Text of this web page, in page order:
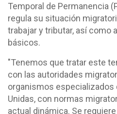
Temporal de Permanencia
regula su situación
trabajar y tributar, así como
básicos.
"Tenemos que tratar este
con las autoridades
organismos
Unidas, con normas
actual dinámica. Se